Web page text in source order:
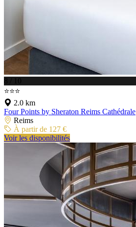
8 / 10
⭐⭐⭐
2.0 km
Four Points by Sheraton Reims Cathédrale
Reims
À partir de 127 €
Voir les disponibilités